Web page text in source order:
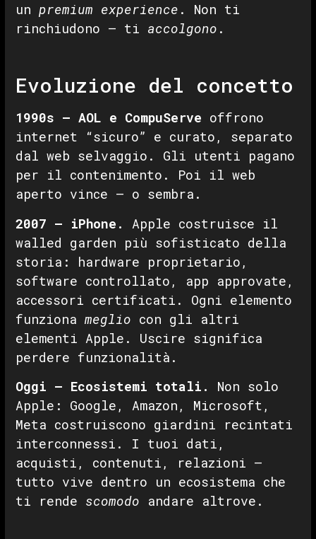
un premium experience . Non ti
rinchiudono — ti accolgono .
Evoluzione del concetto
1990s — AOL e CompuServe offrono
internet “sicuro” e curato, separato
dal web selvaggio. Gli utenti pagano
per il contenimento. Poi il web
aperto vince — o sembra.
2007 — iPhone.
Apple costruisce il
walled garden più sofisticato della
storia: hardware proprietario,
software controllato, app approvate,
accessori certificati. Ogni elemento
funziona meglio con gli altri
elementi Apple. Uscire significa
perdere funzionalità.
Oggi — Ecosistemi totali.
Non solo
Apple: Google, Amazon, Microsoft,
Meta costruiscono giardini recintati
interconnessi. I tuoi dati,
acquisti, contenuti, relazioni —
tutto vive dentro un ecosistema che
ti rende scomodo andare altrove.